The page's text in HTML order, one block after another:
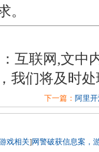
。
互联网,文中
我们将及时
下一篇： 阿里
戏相关]网警破获信息案，